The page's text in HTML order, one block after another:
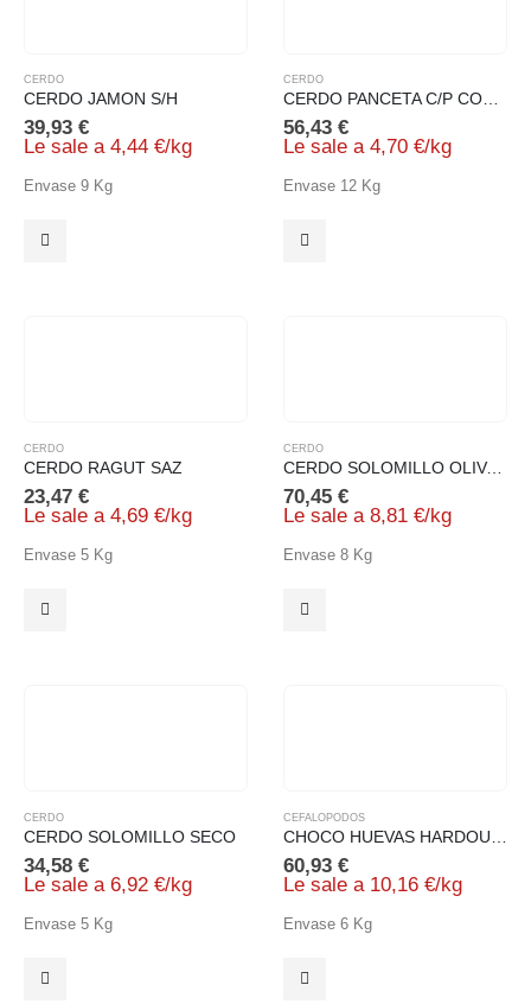
CERDO
CERDO JAMON S/H
39,93 €
Le sale a 4,44 €/kg
Envase 9 Kg
CERDO
CERDO PANCETA C/P CON COSTILLA
56,43 €
Le sale a 4,70 €/kg
Envase 12 Kg
CERDO
CERDO RAGUT SAZ
23,47 €
Le sale a 4,69 €/kg
Envase 5 Kg
CERDO
CERDO SOLOMILLO OLIVA 5% INYECTADO
70,45 €
Le sale a 8,81 €/kg
Envase 8 Kg
CERDO
CERDO SOLOMILLO SECO
34,58 €
Le sale a 6,92 €/kg
Envase 5 Kg
CEFALOPODOS
CHOCO HUEVAS HARDOUFI 12X500GR
60,93 €
Le sale a 10,16 €/kg
Envase 6 Kg